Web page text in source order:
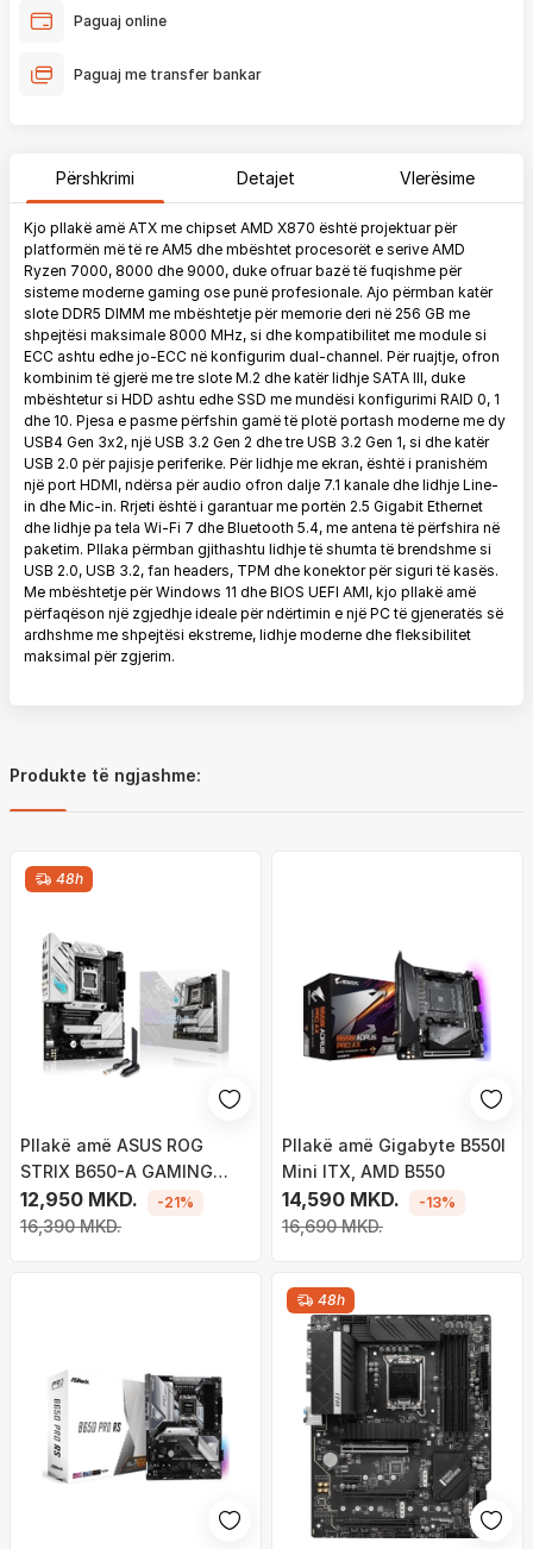
Paguaj online
Paguaj me transfer bankar
Përshkrimi Detajet Vlerësime
Kjo pllakë amë ATX me chipset AMD X870 është projektuar për
platformën më të re AM5 dhe mbështet procesorët e serive AMD
Ryzen 7000, 8000 dhe 9000, duke ofruar bazë të fuqishme për
sisteme moderne gaming ose punë profesionale. Ajo përmban katër
slote DDR5 DIMM me mbështetje për memorie deri në 256 GB me
shpejtësi maksimale 8000 MHz, si dhe kompatibilitet me module si
ECC ashtu edhe jo-ECC në konfigurim dual-channel. Për ruajtje, ofron
kombinim të gjerë me tre slote M.2 dhe katër lidhje SATA III, duke
mbështetur si HDD ashtu edhe SSD me mundësi konfigurimi RAID 0, 1
dhe 10. Pjesa e pasme përfshin gamë të plotë portash moderne me dy
USB4 Gen 3x2, një USB 3.2 Gen 2 dhe tre USB 3.2 Gen 1, si dhe katër
USB 2.0 për pajisje periferike. Për lidhje me ekran, është i pranishëm
një port HDMI, ndërsa për audio ofron dalje 7.1 kanale dhe lidhje Line-
in dhe Mic-in. Rrjeti është i garantuar me portën 2.5 Gigabit Ethernet
dhe lidhje pa tela Wi-Fi 7 dhe Bluetooth 5.4, me antena të përfshira në
paketim. Pllaka përmban gjithashtu lidhje të shumta të brendshme si
USB 2.0, USB 3.2, fan headers, TPM dhe konektor për siguri të kasës.
Me mbështetje për Windows 11 dhe BIOS UEFI AMI, kjo pllakë amë
përfaqëson një zgjedhje ideale për ndërtimin e një PC të gjeneratës së
ardhshme me shpejtësi ekstreme, lidhje moderne dhe fleksibilitet
maksimal për zgjerim.
Produkte të ngjashme:
48h
Pllakë amë ASUS ROG
STRIX B650-A GAMING
WIFI - AMD B650
12,950 MKD.
16,390 MKD.
-21%
Pllakë amë Gigabyte B550I
Mini ITX, AMD B550
14,590 MKD.
16,690 MKD.
-13%
48h